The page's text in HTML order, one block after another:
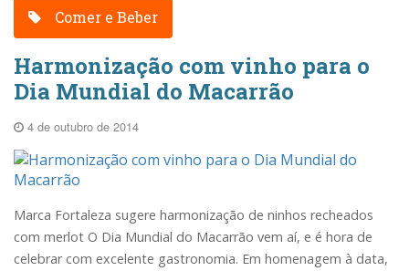
Comer e Beber
Harmonização com vinho para o
Dia Mundial do Macarrão
4 de outubro de 2014
Marca Fortaleza sugere harmonização de ninhos recheados
com merlot O Dia Mundial do Macarrão vem aí, e é hora de
celebrar com excelente gastronomia. Em homenagem à data,